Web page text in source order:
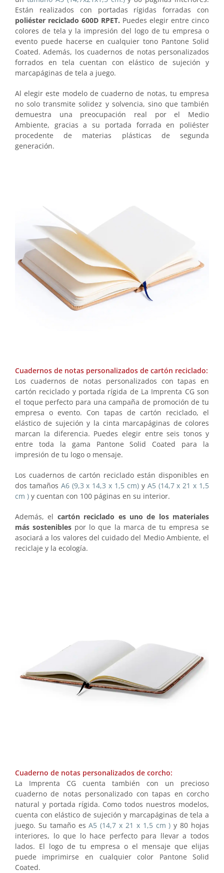
Están realizados con portadas rígidas forradas con
poliéster reciclado 600D RPET. Puedes elegir entre cinco
colores de tela y la impresión del logo de tu empresa o
evento puede hacerse en cualquier tono Pantone Solid
Coated. Además, los cuadernos de notas personalizados
forrados en tela cuentan con elástico de sujeción y
marcapáginas de tela a juego.
Al elegir este modelo de cuaderno de notas, tu empresa
no solo transmite solidez y solvencia, sino que también
demuestra una preocupación real por el Medio
Ambiente, gracias a su portada forrada en poliéster
procedente de materias plásticas de segunda
generación.
Cuadernos de notas personalizados de cartón reciclado:
Los cuadernos de notas personalizados con tapas en
cartón reciclado y portada rígida de La Imprenta CG son
el toque perfecto para una campaña de promoción de tu
empresa o evento. Con tapas de cartón reciclado, el
elástico de sujeción y la cinta marcapáginas de colores
marcan la diferencia. Puedes elegir entre seis tonos y
entre toda la gama Pantone Solid Coated para la
impresión de tu logo o mensaje.
Los cuadernos de cartón reciclado están disponibles en
dos tamaños A6 (9,3 x 14,3 x 1,5 cm)y A5 (14,7 x 21 x 1,5
cm )y cuentan con 100 páginas en su interior.
Además, el cartón reciclado es uno de los materiales
más sostenibles por lo que la marca de tu empresa se
asociará a los valores del cuidado del Medio Ambiente, el
reciclaje y la ecología.
Cuaderno de notas personalizados de corcho:
La Imprenta CG cuenta también con un precioso
cuaderno de notas personalizado con tapas en corcho
natural y portada rígida. Como todos nuestros modelos,
cuenta con elástico de sujeción y marcapáginas de tela a
juego. Su tamaño esA5 (14,7 x 21 x 1,5 cm ) y 80 hojas
interiores, lo que lo hace perfecto para llevar a todos
lados. El logo de tu empresa o el mensaje que elijas
puede imprimirse en cualquier color Pantone Solid
Coated.